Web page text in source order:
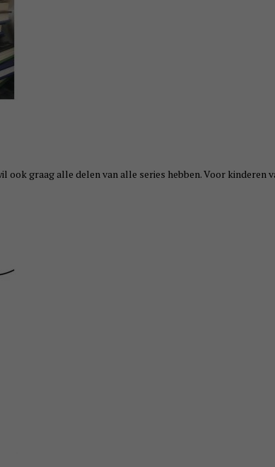
ook graag alle delen van alle series hebben. Voor kinderen